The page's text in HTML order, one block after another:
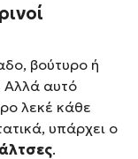
βούτυρο ή
Αλλά αυτό
λεκέ κάθε
υπάρχει ο
.